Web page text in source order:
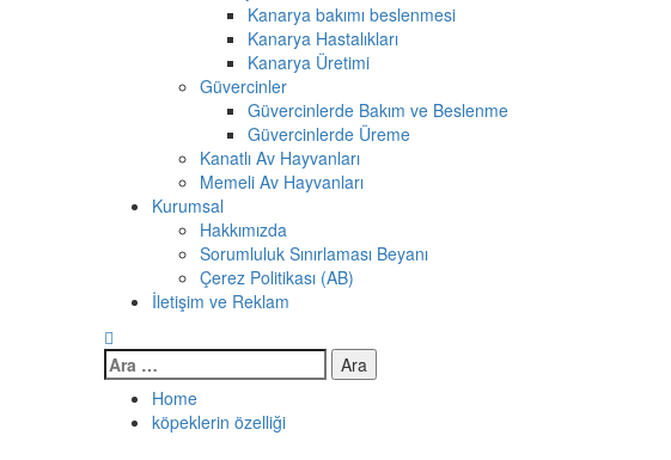
Kanarya bakımı beslenmesi
Kanarya Hastalıkları
Kanarya Üretimi
Güvercinler
Güvercinlerde Bakım ve Beslenme
Güvercinlerde Üreme
Kanatlı Av Hayvanları
Memeli Av Hayvanları
Kurumsal
Hakkımızda
Sorumluluk Sınırlaması Beyanı
Çerez Politikası (AB)
İletişim ve Reklam
Arama:
Home
köpeklerin özelliği